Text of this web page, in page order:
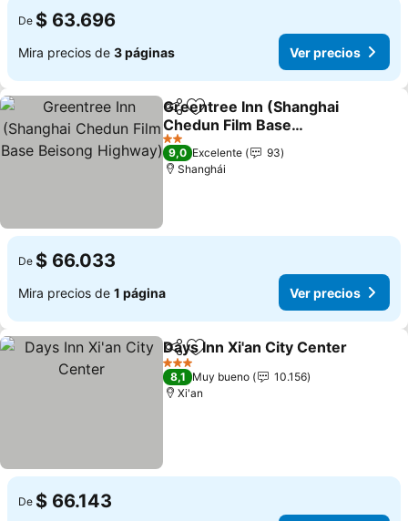
De $ 63.696
Mira precios de 3 páginas Ver precios
CompartirAgregar a favoritos
Greentree Inn (Shanghai
Chedun Film Base
Beisong Highway)
Ver precios
2 Estrellas
9,0 Excelente
93
Shanghái
De $ 66.033
Mira precios de 1 página Ver precios
CompartirAgregar a favoritos
Days Inn Xi'an City Center
3 Estrellas
8,1 Muy bueno
10.156
Xi'an
De $ 66.143